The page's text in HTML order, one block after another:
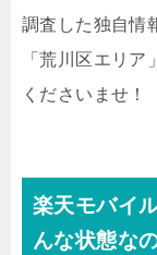
調査した独自情
「荒川区エリ
くださいませ！
楽天モバイ
んな状態な